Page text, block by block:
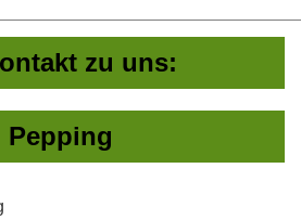
zu uns:
Pepping